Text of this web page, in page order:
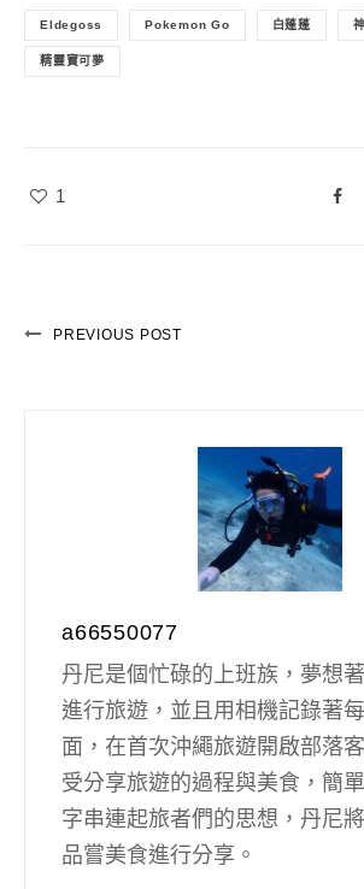
Eldegoss Pokemon Go 白蓬蓬
精靈寶可夢
1
PREVIOUS POST
a66550077
丹尼是個忙碌的上班族，夢想
進行旅遊，並且用相機記錄著
面，在首次沖繩旅遊開啟部落
受分享旅遊的過程與美食，簡
字串連起旅者們的思想，丹尼
品嘗美食進行分享。